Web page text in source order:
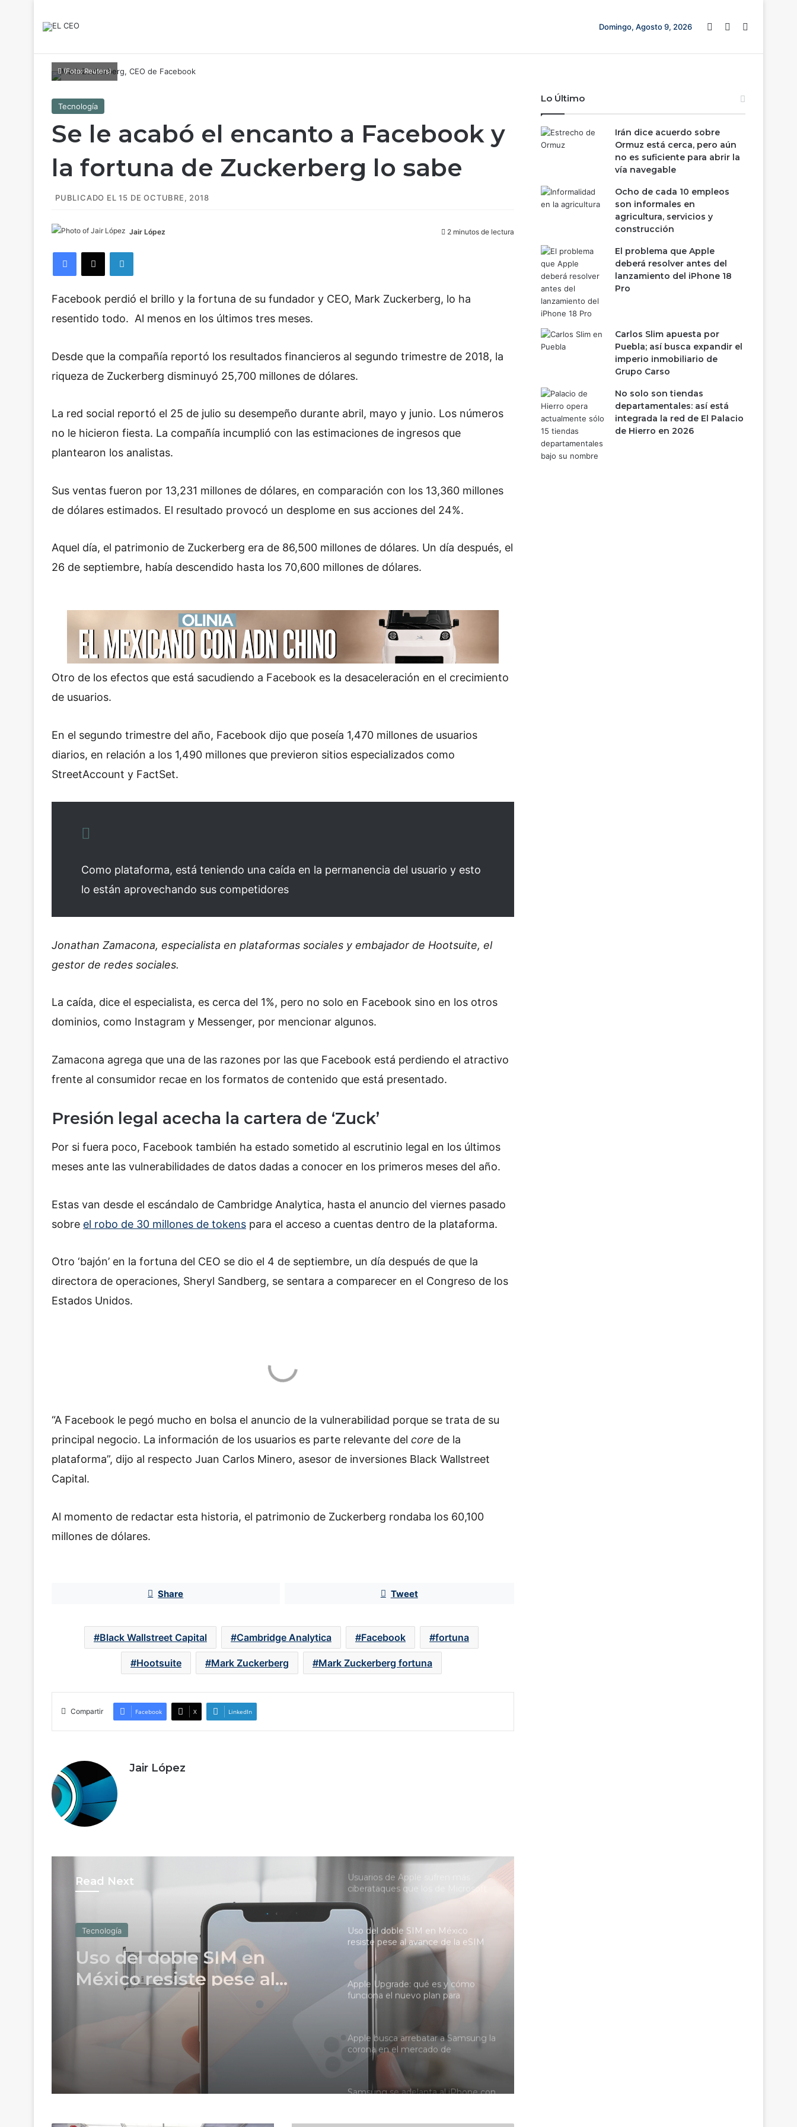
Domingo, Agosto 9, 2026 Barra lateral
Switch skin
(Foto: Reuters)
Tecnología
Se le acabó el encanto a Facebook y
la fortuna de Zuckerberg lo sabe
PUBLICADO EL 15 DE OCTUBRE, 2018
Jair López 2 minutos de lectura
Facebook perdió el brillo y la fortuna de su fundador y CEO, Mark Zuckerberg, lo ha
resentido todo. Al menos en los últimos tres meses.
Desde que la compañía reportó los resultados financieros al segundo trimestre de 2018, la
riqueza de Zuckerberg disminuyó 25,700 millones de dólares.
La red social reportó el 25 de julio su desempeño durante abril, mayo y junio. Los números
no le hicieron fiesta. La compañía incumplió con las estimaciones de ingresos que
plantearon los analistas.
Sus ventas fueron por 13,231 millones de dólares, en comparación con los 13,360 millones
de dólares estimados. El resultado provocó un desplome en sus acciones del 24%.
Aquel día, el patrimonio de Zuckerberg era de 86,500 millones de dólares. Un día después, el
26 de septiembre, había descendido hasta los 70,600 millones de dólares.
Otro de los efectos que está sacudiendo a Facebook es la desaceleración en el crecimiento
de usuarios.
En el segundo trimestre del año, Facebook dijo que poseía 1,470 millones de usuarios
diarios, en relación a los 1,490 millones que previeron sitios especializados como
StreetAccount y FactSet.
Como plataforma, está teniendo una caída en la permanencia del usuario y esto
lo están aprovechando sus competidores
Jonathan Zamacona, especialista en plataformas sociales y embajador de Hootsuite, el
gestor de redes sociales.
La caída, dice el especialista, es cerca del 1%, pero no solo en Facebook sino en los otros
dominios, como Instagram y Messenger, por mencionar algunos.
Zamacona agrega que una de las razones por las que Facebook está perdiendo el atractivo
frente al consumidor recae en los formatos de contenido que está presentado.
Presión legal acecha la cartera de ‘Zuck’
Por si fuera poco, Facebook también ha estado sometido al escrutinio legal en los últimos
meses ante las vulnerabilidades de datos dadas a conocer en los primeros meses del año.
Estas van desde el escándalo de Cambridge Analytica, hasta el anuncio del viernes pasado
sobre el robo de 30 millones de tokens para el acceso a cuentas dentro de la plataforma.
Otro ‘bajón’ en la fortuna del CEO se dio el 4 de septiembre, un día después de que la
directora de operaciones, Sheryl Sandberg, se sentara a comparecer en el Congreso de los
Estados Unidos.
“A Facebook le pegó mucho en bolsa el anuncio de la vulnerabilidad porque se trata de su
principal negocio. La información de los usuarios es parte relevante del core de la
plataforma”, dijo al respecto Juan Carlos Minero, asesor de inversiones Black Wallstreet
Capital.
Al momento de redactar esta historia, el patrimonio de Zuckerberg rondaba los 60,100
millones de dólares.
Share Tweet
Black Wallstreet Capital Cambridge Analytica Facebook fortuna
Hootsuite Mark Zuckerberg Mark Zuckerberg fortuna
Compartir Facebook X LinkedIn
Jair López
Read Next
Tecnología
Apple Upgrade: qué es y
cómo funciona el nuevo
plan para estrenar un
iPhone o una Mac con
pagos mensuales
gana terreno en tráfico global
Mercado global de smartphones
más afectados por la crisis de chips
Uso del doble SIM en México
resiste pese al avance de la eSIM
Apple Upgrade: qué es y cómo
funciona el nuevo plan para
estrenar un iPhone o una Mac con
pagos mensuales
Apple busca arrebatar a Samsung la
corona en el mercado de
Samsung se adelanta al iPhone con
el Fold 8: lanza plegable tamaño
Lo Último
Irán dice acuerdo sobre
Ormuz está cerca, pero aún
no es suficiente para abrir la
vía navegable
Ocho de cada 10 empleos
son informales en
agricultura, servicios y
construcción
El problema que Apple
deberá resolver antes del
lanzamiento del iPhone 18
Pro
Carlos Slim apuesta por
Puebla; así busca expandir el
imperio inmobiliario de
Grupo Carso
No solo son tiendas
departamentales: así está
integrada la red de El Palacio
de Hierro en 2026